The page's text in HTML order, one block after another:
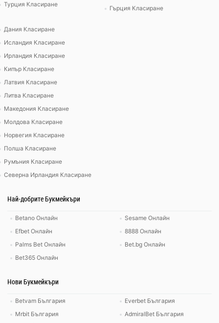
Турция Класиране
Гърция Класиране
Дания Класиране
Исландия Класиране
Ирландия Класиране
Кипър Класиране
Латвия Класиране
Литва Класиране
Македония Класиране
Молдова Класиране
Норвегия Класиране
Полша Класиране
Румъния Класиране
Северна Ирландия Класиране
Най-добрите Букмейкъри
Betano Онлайн
Efbet Онлайн
Palms Bet Онлайн
Bet365 Онлайн
Sesame Онлайн
8888 Онлайн
Bet.bg Онлайн
Нови Букмейкъри
Betvam България
Mrbit България
Everbet България
AdmiralBet България